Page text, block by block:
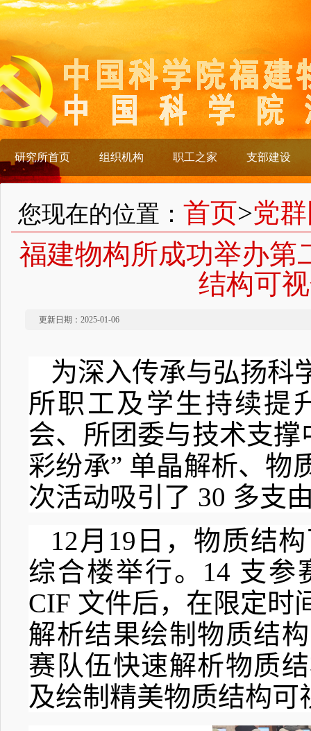
研究所首页 组织机构 职工之家 支部建设
您现在的位置： 首页>党
福建物构所成功举办第
结构可
更新日期：2025-01-06
为深入传承与弘扬科
所职工及学生持续提
会、所团委与技术支
彩纷承” 单晶解析、物
次活动吸引了 30 多支
12月 19 日，物质结
综合楼举行。 14 支参
CIF 文件后，在限定时
解析结果绘制物质结
赛队伍快速解析物质
及绘制精美物质结构可